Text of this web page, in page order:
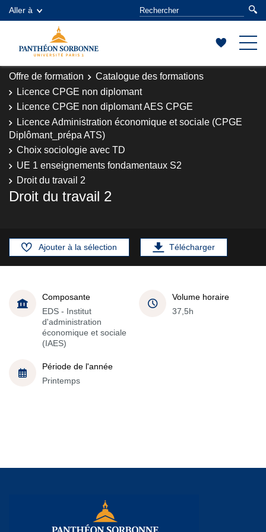
Aller à
Offre de formation
Catalogue des formations
Licence CPGE non diplomant
Licence CPGE non diplomant AES CPGE
Licence Administration économique et sociale (CPGE
Diplômant_prépa ATS)
Choix sociologie avec TD
UE 1 enseignements fondamentaux S2
Droit du travail 2
Droit du travail 2
Ajouter à la sélection Télécharger
Composante
EDS - Institut
d'administration
économique et sociale
(IAES)
Volume horaire
37,5h
Période de l'année
Printemps